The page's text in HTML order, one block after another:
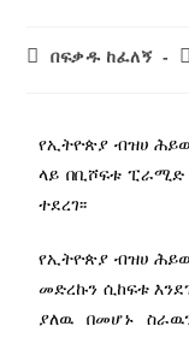
በፍቃዱ ከፈለኝ
የኢትዮጵያ ብዝሀ
ላይ በቢሾፍቱ ፒራሚድ
ተደረገ፡፡
የኢትዮጵያ ብዝሀ
መድረኩን ሲከፍቱ
ያለዉ በመሆኑ